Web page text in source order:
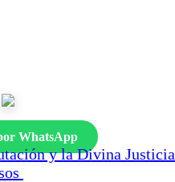
WhatsApp
y la Divina Justicia